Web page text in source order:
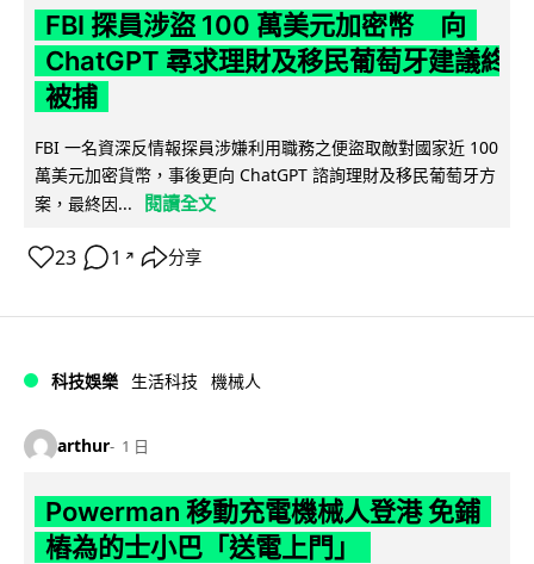
FBI 探員涉盜 100 萬美元加密幣 向
ChatGPT 尋求理財及移民葡萄牙建議終
被捕
FBI 一名資深反情報探員涉嫌利用職務之便盜取敵對國家近 100
萬美元加密貨幣，事後更向 ChatGPT 諮詢理財及移民葡萄牙方
案，最終因...
閱讀全文
23 1 ↗ 分享
科技娛樂 生活科技 機械人
arthur 1 日
Powerman 移動充電機械人登港 免鋪
樁為的士小巴「送電上門」